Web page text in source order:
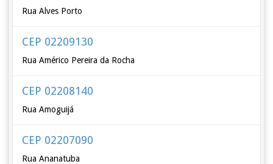
Rua Alves Porto
CEP 02209130
Rua Américo Pereira da Rocha
CEP 02208140
Rua Amoguijá
CEP 02207090
Rua Ananatuba